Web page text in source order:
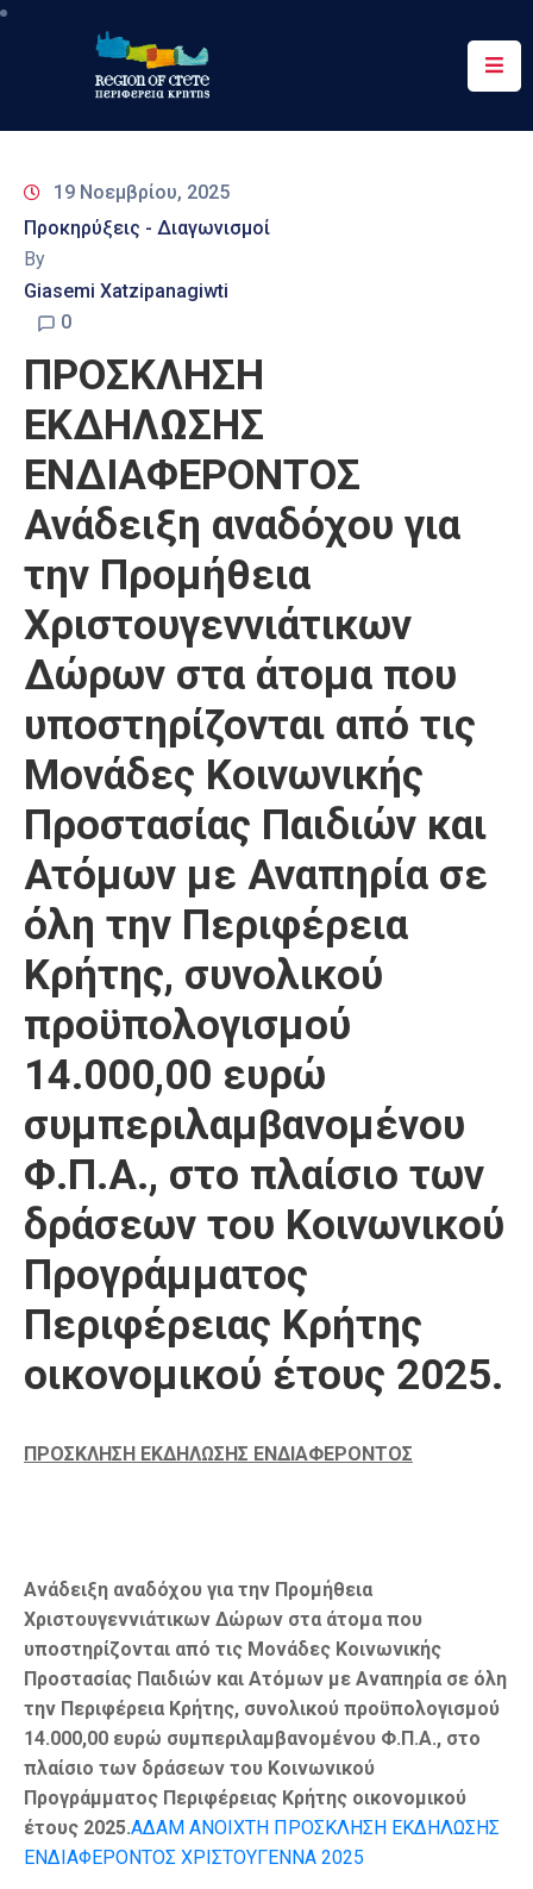
Περιφέρεια
&
Δράσεις
Ψηφιακές
Επικοινωνία
19 Νοεμβρίου, 2025
Προκηρύξεις - Διαγωνισμοί
By
Giasemi Xatzipanagiwti
0
ΠΡΟΣΚΛΗΣΗ
ΕΚΔΗΛΩΣΗΣ
ΕΝΔΙΑΦΕΡΟΝΤΟΣ
Ανάδειξη αναδόχου για
την Προμήθεια
Χριστουγεννιάτικων
Δώρων στα άτομα που
υποστηρίζονται από τις
Μονάδες Κοινωνικής
Προστασίας Παιδιών και
Ατόμων με Αναπηρία σε
όλη την Περιφέρεια
Κρήτης, συνολικού
προϋπολογισμού
14.000,00 ευρώ
συμπεριλαμβανομένου
Φ.Π.Α., στο πλαίσιο των
δράσεων του Κοινωνικού
Προγράμματος
Περιφέρειας Κρήτης
οικονομικού έτους 2025.
ΠΡΟΣΚΛΗΣΗ ΕΚΔΗΛΩΣΗΣ ΕΝΔΙΑΦΕΡΟΝΤΟΣ
Ανάδειξη αναδόχου για την Προμήθεια
Χριστουγεννιάτικων Δώρων στα άτομα που
υποστηρίζονται από τις Μονάδες Κοινωνικής
Προστασίας Παιδιών και Ατόμων με Αναπηρία σε όλη
την Περιφέρεια Κρήτης, συνολικού προϋπολογισμού
14.000,00 ευρώ συμπεριλαμβανομένου Φ.Π.Α., στο
πλαίσιο των δράσεων του Κοινωνικού
Προγράμματος Περιφέρειας Κρήτης οικονομικού
έτους 2025.ΑΔΑΜ ΑΝΟΙΧΤΗ ΠΡΟΣΚΛΗΣΗ ΕΚΔΗΛΩΣΗΣ
ΕΝΔΙΑΦΕΡΟΝΤΟΣ ΧΡΙΣΤΟΥΓΕΝΝΑ 2025